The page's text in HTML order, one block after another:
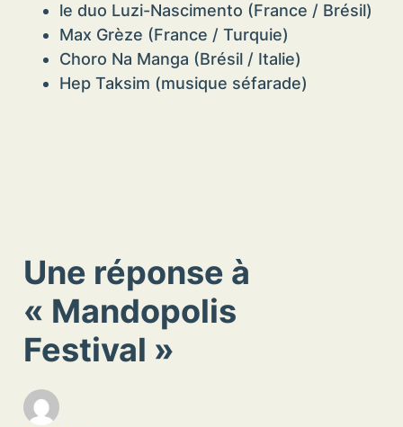
le duo Luzi-Nascimento (France / Brésil)
Max Grèze (France / Turquie)
Choro Na Manga (Brésil / Italie)
Hep Taksim (musique séfarade)
Une réponse à
« Mandopolis
Festival »